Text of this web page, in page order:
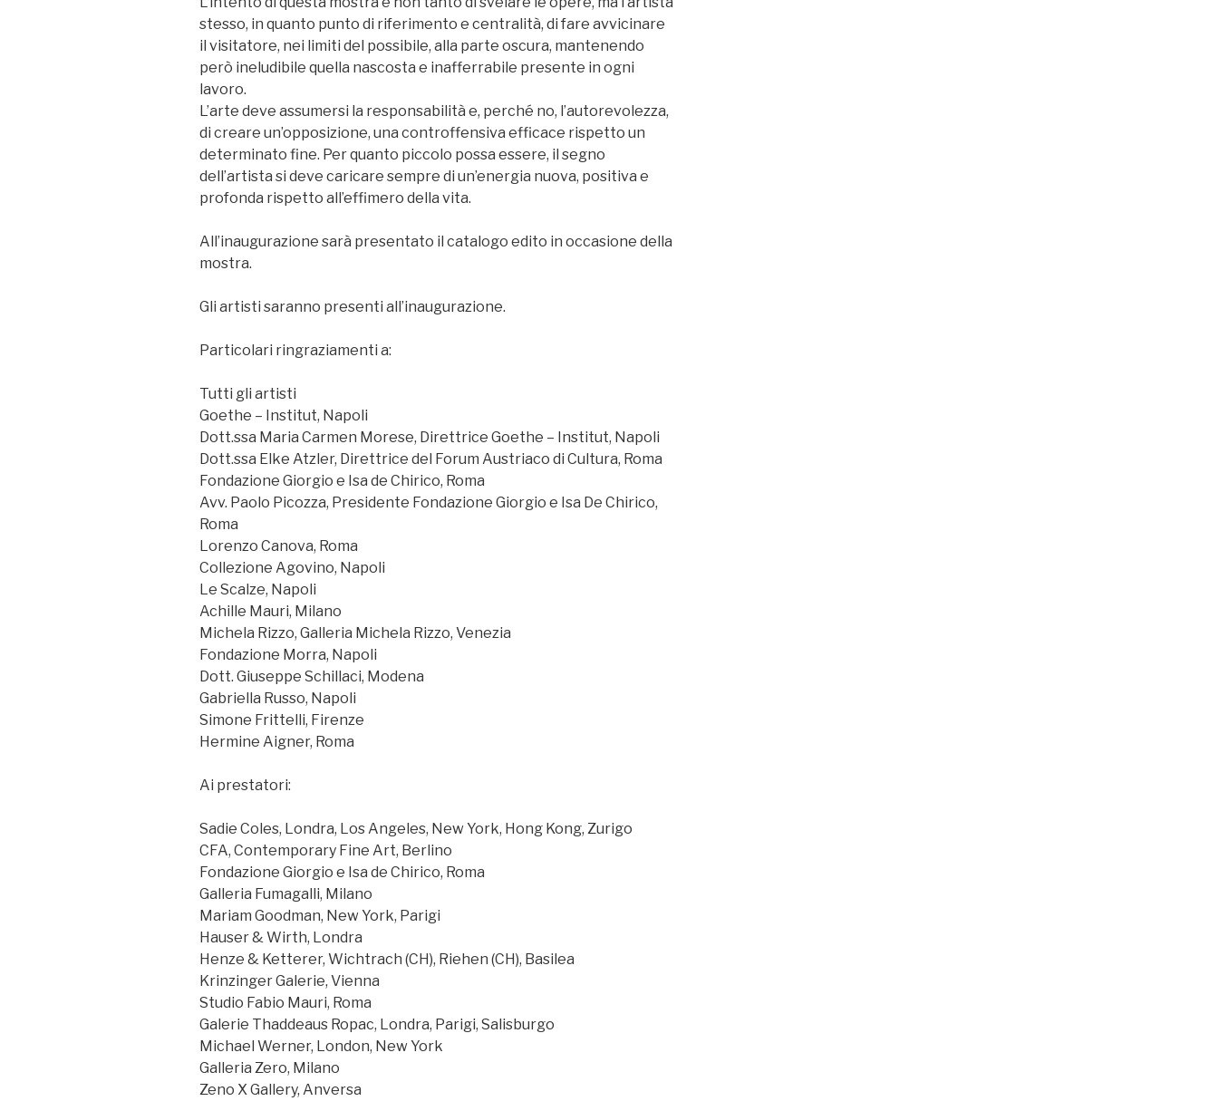
stesso, in quanto punto di riferimento e centralità, di fare avvicinare
il visitatore, nei limiti del possibile, alla parte oscura, mantenendo
però ineludibile quella nascosta e inafferrabile presente in ogni
lavoro.
L’arte deve assumersi la responsabilità e, perché no, l’autorevolezza,
di creare un’opposizione, una controffensiva efficace rispetto un
determinato fine. Per quanto piccolo possa essere, il segno
dell’artista si deve caricare sempre di un’energia nuova, positiva e
profonda rispetto all’effimero della vita.
All’inaugurazione sarà presentato il catalogo edito in occasione della
mostra.
Gli artisti saranno presenti all’inaugurazione.
Particolari ringraziamenti a:
Tutti gli artisti
Goethe – Institut, Napoli
Dott.ssa Maria Carmen Morese, Direttrice Goethe – Institut, Napoli
Dott.ssa Elke Atzler, Direttrice del Forum Austriaco di Cultura, Roma
Fondazione Giorgio e Isa de Chirico, Roma
Avv. Paolo Picozza, Presidente Fondazione Giorgio e Isa De Chirico,
Roma
Lorenzo Canova, Roma
Collezione Agovino, Napoli
Le Scalze, Napoli
Achille Mauri, Milano
Michela Rizzo, Galleria Michela Rizzo, Venezia
Fondazione Morra, Napoli
Dott. Giuseppe Schillaci, Modena
Gabriella Russo, Napoli
Simone Frittelli, Firenze
Hermine Aigner, Roma
Ai prestatori:
Sadie Coles, Londra, Los Angeles, New York, Hong Kong, Zurigo
CFA, Contemporary Fine Art, Berlino
Fondazione Giorgio e Isa de Chirico, Roma
Galleria Fumagalli, Milano
Mariam Goodman, New York, Parigi
Hauser & Wirth, Londra
Henze & Ketterer, Wichtrach (CH), Riehen (CH), Basilea
Krinzinger Galerie, Vienna
Studio Fabio Mauri, Roma
Galerie Thaddeaus Ropac, Londra, Parigi, Salisburgo
Michael Werner, London, New York
Galleria Zero, Milano
Zeno X Gallery, Anversa